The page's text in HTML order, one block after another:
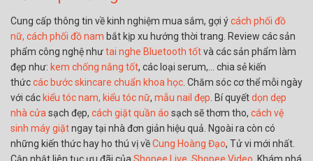
Cung cấp thông tin về kinh nghiệm mua sắm, gợi ýcách phối đồ
nữ, cách phối đồ nam bắt kịp xu hướng thời trang. Review các sản
phẩm công nghệ nhưtai nghe Bluetooth tốtvà các sản phẩm làm
đẹp như: kem chống nắng tốt, các loại serum,… chia sẻ kiến
thứccác bước skincare chuẩn khoa học. Chăm sóc cơ thể mỗi ngày
với các kiểu tóc nam, kiểu tóc nữ, mẫu nail đẹp. Bí quyếtdọn dẹp
nhà cửasạch đẹp, cách giặt quần áo sạch sẽ thơm tho, cách vệ
sinh máy giặtngay tại nhà đơn giản hiệu quả. Ngoài ra còn có
những kiến thức hay ho thú vị vềCung Hoàng Đạo, Tử vi mới nhất.